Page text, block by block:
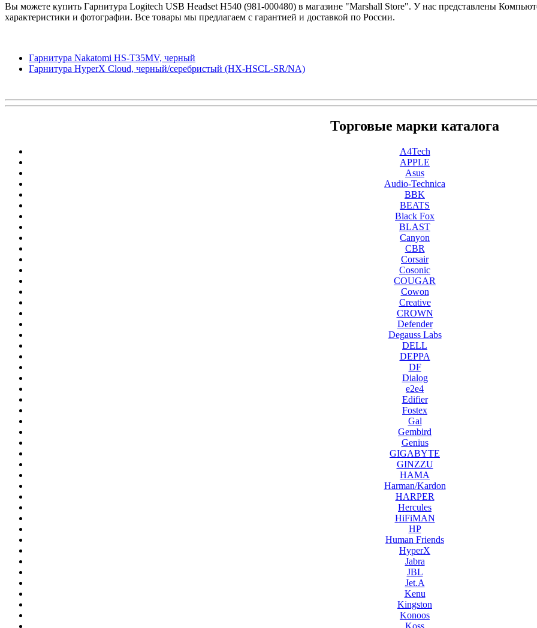
Вы можете купить Гарнитура Logitech USB Headset H540 (981-000480) в магазине "Marshall Store". У нас представлены
характеристики и фотографии. Все товары мы предлагаем с гарантией и доставкой по России.
Гарнитура Nakatomi HS-T35MV, черный
Гарнитура HyperX Cloud, черный/серебристый (HX-HSCL-SR/NA)
Торговые марки каталога
A4Tech
APPLE
Asus
Audio-Technica
BBK
BEATS
Black Fox
BLAST
Canyon
CBR
Corsair
Cosonic
COUGAR
Cowon
Creative
CROWN
Defender
Degauss Labs
DELL
DEPPA
DF
Dialog
e2e4
Edifier
Fostex
Gal
Gembird
Genius
GIGABYTE
GINZZU
HAMA
Harman/Kardon
HARPER
Hercules
HiFiMAN
HP
Human Friends
HyperX
Jabra
JBL
Jet.A
Kenu
Kingston
Konoos